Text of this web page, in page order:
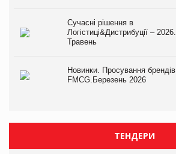
Сучасні рішення в
Логістиці&Дистрибуції – 2026.
Травень
Новинки. Просування брендів
FMCG.Березень 2026
ТЕНДЕРИ